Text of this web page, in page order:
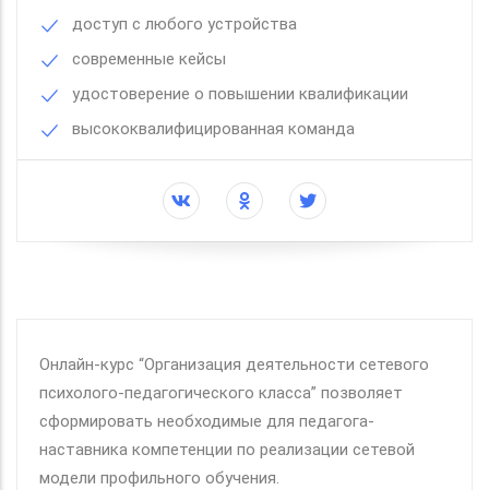
доступ с любого устройства
современные кейсы
удостоверение о повышении квалификации
высококвалифицированная команда
Онлайн-курс “Организация деятельности сетевого
психолого-педагогического класса” позволяет
сформировать необходимые для педагога-
наставника компетенции по реализации сетевой
модели профильного обучения.